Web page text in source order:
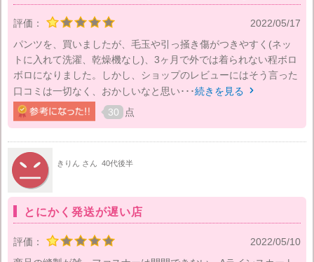
評価：
2022/05/17
パンツを、買いましたが、毛玉や引っ掻き傷がつきやすく(ネッ
トに入れて洗濯、乾燥機なし)、3ヶ月で外では着られない程ボロ
ボロになりました。しかし、ショップのレビューにはそう言った
口コミは一切なく、おかしいなと思い･･･続きを見る 
30 点
きりん さん 40代後半
とにかく発送が遅い店
評価：
2022/05/10